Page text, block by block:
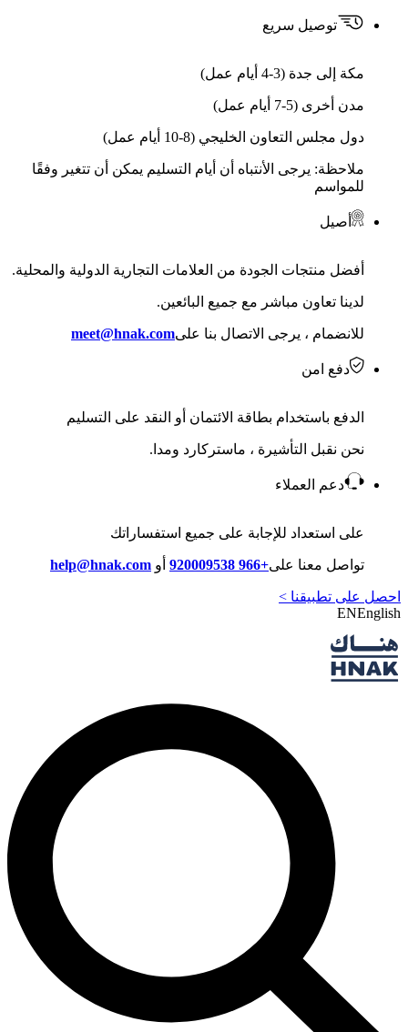
توصيل سريع
مكة إلى جدة (3-4 أيام عمل)
مدن أخرى (5-7 أيام عمل)
دول مجلس التعاون الخليجي (8-10 أيام عمل)
ملاحظة: يرجى الأنتباه أن أيام التسليم يمكن أن تتغير وفقًا
للمواسم
أصيل
أفضل منتجات الجودة من العلامات التجارية الدولية والمحلية.
لدينا تعاون مباشر مع جميع البائعين.
للانضمام ، يرجى الاتصال بنا علىmeet@hnak.com
دفع امن
الدفع باستخدام بطاقة الائتمان أو النقد على التسليم
نحن نقبل التأشيرة ، ماستركارد ومدا.
دعم العملاء
على استعداد للإجابة على جميع استفساراتك
تواصل معنا على+966 920009538 أو help@hnak.com
احصل على تطبيقنا >
ENEnglish